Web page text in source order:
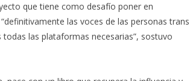
que tiene como desafío poner en
las voces de las personas trans
las plataformas necesarias”, sostuvo